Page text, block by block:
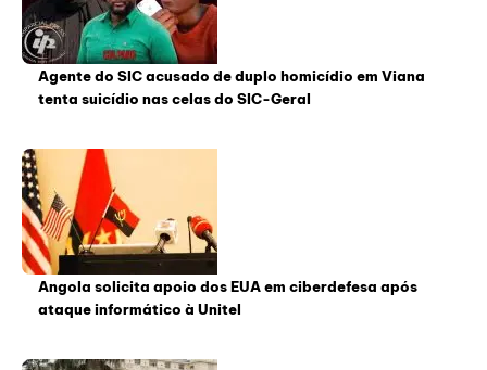
Agente do SIC acusado de duplo homicídio em Viana
tenta suicídio nas celas do SIC-Geral
Angola solicita apoio dos EUA em ciberdefesa após
ataque informático à Unitel